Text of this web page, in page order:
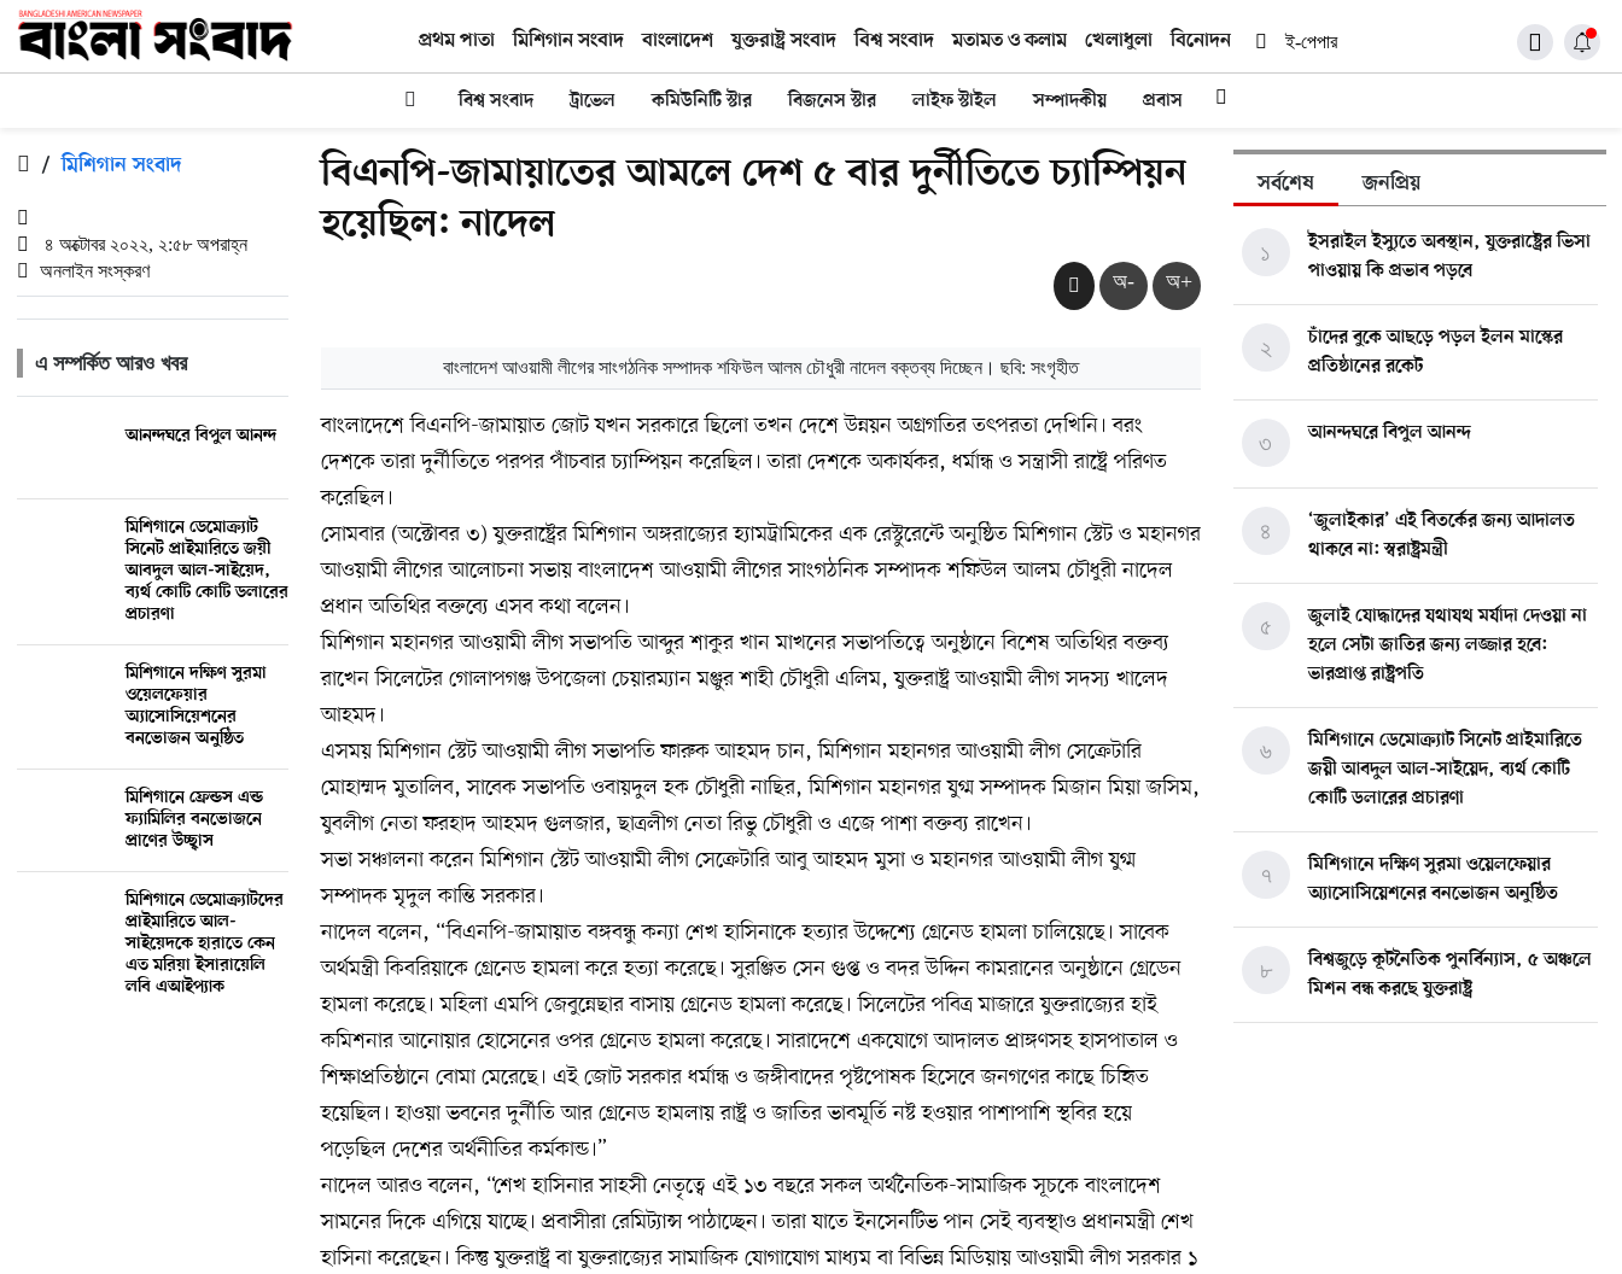
প্রথম পাতা মিশিগান সংবাদ বাংলাদেশ যুক্তরাষ্ট্র সংবাদ বিশ্ব সংবাদ মতামত ও কলাম খেলাধুলা বিনোদন ই-পেপার
বিশ্ব সংবাদ ট্রাভেল কমিউনিটি স্টার বিজনেস স্টার লাইফ স্টাইল সম্পাদকীয় প্রবাস
/ মিশিগান সংবাদ
৪ অক্টোবর ২০২২, ২:৫৮ অপরাহ্ন
অনলাইন সংস্করণ
এ সম্পর্কিত আরও খবর
আনন্দঘরে বিপুল আনন্দ
মিশিগানে ডেমোক্র্যাট
সিনেট প্রাইমারিতে জয়ী
আবদুল আল-সাইয়েদ,
ব্যর্থ কোটি কোটি ডলারের
প্রচারণা
মিশিগানে দক্ষিণ সুরমা
ওয়েলফেয়ার
অ্যাসোসিয়েশনের
বনভোজন অনুষ্ঠিত
মিশিগানে ফ্রেন্ডস এন্ড
ফ্যামিলির বনভোজনে
প্রাণের উচ্ছ্বাস
মিশিগানে ডেমোক্র্যাটদের
প্রাইমারিতে আল-
সাইয়েদকে হারাতে কেন
এত মরিয়া ইসারায়েলি
লবি এআইপ্যাক
বিএনপি-জামায়াতের আমলে দেশ ৫ বার দুর্নীতিতে চ্যাম্পিয়ন
হয়েছিল: নাদেল
অ- অ+
বাংলাদেশ আওয়ামী লীগের সাংগঠনিক সম্পাদক শফিউল আলম চৌধুরী নাদেল বক্তব্য দিচ্ছেন। ছবি: সংগৃহীত
বাংলাদেশে বিএনপি-জামায়াত জোট যখন সরকারে ছিলো তখন দেশে উন্নয়ন অগ্রগতির তৎপরতা দেখিনি। বরং
দেশকে তারা দুর্নীতিতে পরপর পাঁচবার চ্যাম্পিয়ন করেছিল। তারা দেশকে অকার্যকর, ধর্মান্ধ ও সন্ত্রাসী রাষ্ট্রে পরিণত
করেছিল।
সোমবার (অক্টোবর ৩) যুক্তরাষ্ট্রের মিশিগান অঙ্গরাজ্যের হ্যামট্রামিকের এক রেস্টুরেন্টে অনুষ্ঠিত মিশিগান স্টেট ও মহানগর
আওয়ামী লীগের আলোচনা সভায় বাংলাদেশ আওয়ামী লীগের সাংগঠনিক সম্পাদক শফিউল আলম চৌধুরী নাদেল
প্রধান অতিথির বক্তব্যে এসব কথা বলেন।
মিশিগান মহানগর আওয়ামী লীগ সভাপতি আব্দুর শাকুর খান মাখনের সভাপতিত্বে অনুষ্ঠানে বিশেষ অতিথির বক্তব্য
রাখেন সিলেটের গোলাপগঞ্জ উপজেলা চেয়ারম্যান মঞ্জুর শাহী চৌধুরী এলিম, যুক্তরাষ্ট্র আওয়ামী লীগ সদস্য খালেদ
আহমদ।
এসময় মিশিগান স্টেট আওয়ামী লীগ সভাপতি ফারুক আহমদ চান, মিশিগান মহানগর আওয়ামী লীগ সেক্রেটারি
মোহাম্মদ মুতালিব, সাবেক সভাপতি ওবায়দুল হক চৌধুরী নাছির, মিশিগান মহানগর যুগ্ম সম্পাদক মিজান মিয়া জসিম,
যুবলীগ নেতা ফরহাদ আহমদ গুলজার, ছাত্রলীগ নেতা রিভু চৌধুরী ও এজে পাশা বক্তব্য রাখেন।
সভা সঞ্চালনা করেন মিশিগান স্টেট আওয়ামী লীগ সেক্রেটারি আবু আহমদ মুসা ও মহানগর আওয়ামী লীগ যুগ্ম
সম্পাদক মৃদুল কান্তি সরকার।
নাদেল বলেন, “বিএনপি-জামায়াত বঙ্গবন্ধু কন্যা শেখ হাসিনাকে হত্যার উদ্দেশ্যে গ্রেনেড হামলা চালিয়েছে। সাবেক
অর্থমন্ত্রী কিবরিয়াকে গ্রেনেড হামলা করে হত্যা করেছে। সুরঞ্জিত সেন গুপ্ত ও বদর উদ্দিন কামরানের অনুষ্ঠানে গ্রেডেন
হামলা করেছে। মহিলা এমপি জেবুন্নেছার বাসায় গ্রেনেড হামলা করেছে। সিলেটের পবিত্র মাজারে যুক্তরাজ্যের হাই
কমিশনার আনোয়ার হোসেনের ওপর গ্রেনেড হামলা করেছে। সারাদেশে একযোগে আদালত প্রাঙ্গণসহ হাসপাতাল ও
শিক্ষাপ্রতিষ্ঠানে বোমা মেরেছে। এই জোট সরকার ধর্মান্ধ ও জঙ্গীবাদের পৃষ্টপোষক হিসেবে জনগণের কাছে চিহিৃত
হয়েছিল। হাওয়া ভবনের দুর্নীতি আর গ্রেনেড হামলায় রাষ্ট্র ও জাতির ভাবমূর্তি নষ্ট হওয়ার পাশাপাশি স্থবির হয়ে
পড়েছিল দেশের অর্থনীতির কর্মকান্ড।”
নাদেল আরও বলেন, “শেখ হাসিনার সাহসী নেতৃত্বে এই ১৩ বছরে সকল অর্থনৈতিক-সামাজিক সূচকে বাংলাদেশ
সামনের দিকে এগিয়ে যাচ্ছে। প্রবাসীরা রেমিট্যান্স পাঠাচ্ছেন। তারা যাতে ইনসেনটিভ পান সেই ব্যবস্থাও প্রধানমন্ত্রী শেখ
হাসিনা করেছেন। কিন্তু যুক্তরাষ্ট্র বা যুক্তরাজ্যের সামাজিক যোগাযোগ মাধ্যম বা বিভিন্ন মিডিয়ায় আওয়ামী লীগ সরকার ১
সর্বশেষ জনপ্রিয়
ইসরাইল ইস্যুতে অবস্থান, যুক্তরাষ্ট্রের ভিসা
পাওয়ায় কি প্রভাব পড়বে
১
চাঁদের বুকে আছড়ে পড়ল ইলন মাস্কের
প্রতিষ্ঠানের রকেট
২
আনন্দঘরে বিপুল আনন্দ
৩
‘জুলাইকার’ এই বিতর্কের জন্য আদালত
থাকবে না: স্বরাষ্ট্রমন্ত্রী
৪
জুলাই যোদ্ধাদের যথাযথ মর্যাদা দেওয়া না
হলে সেটা জাতির জন্য লজ্জার হবে:
ভারপ্রাপ্ত রাষ্ট্রপতি
৫
মিশিগানে ডেমোক্র্যাট সিনেট প্রাইমারিতে
জয়ী আবদুল আল-সাইয়েদ, ব্যর্থ কোটি
কোটি ডলারের প্রচারণা
৬
মিশিগানে দক্ষিণ সুরমা ওয়েলফেয়ার
অ্যাসোসিয়েশনের বনভোজন অনুষ্ঠিত
৭
বিশ্বজুড়ে কূটনৈতিক পুনর্বিন্যাস, ৫ অঞ্চলে
মিশন বন্ধ করছে যুক্তরাষ্ট্র
৮